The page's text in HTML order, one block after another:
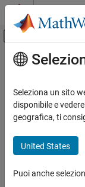
Vai al contenuto
Attiva/
Pagina iniziale della
FPGA, ASIC, and SoC
Contenuto
Seleziona un sito
disponibile e
geografica, ti
United States
Puoi anche